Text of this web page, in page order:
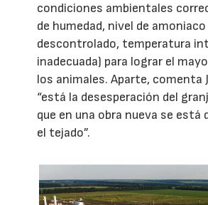
condiciones ambientales
de humedad, nivel de amoniaco
descontrolado, temperatura
inadecuada) para lograr el
los animales. Aparte, comenta
“está la desesperación del
que en una obra nueva se está
el tejado”.